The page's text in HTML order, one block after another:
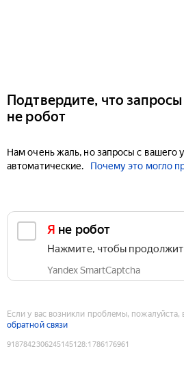
Подтвердите, что
не робот
Нам очень жаль, но запросы с вашего
автоматические.
Почему это могло
Я не робот
Нажмите, чтобы
Yandex SmartCaptcha
Если у вас возникли проблемы, пожалуйста,
обратной связи
9187842306245145128:1786176961